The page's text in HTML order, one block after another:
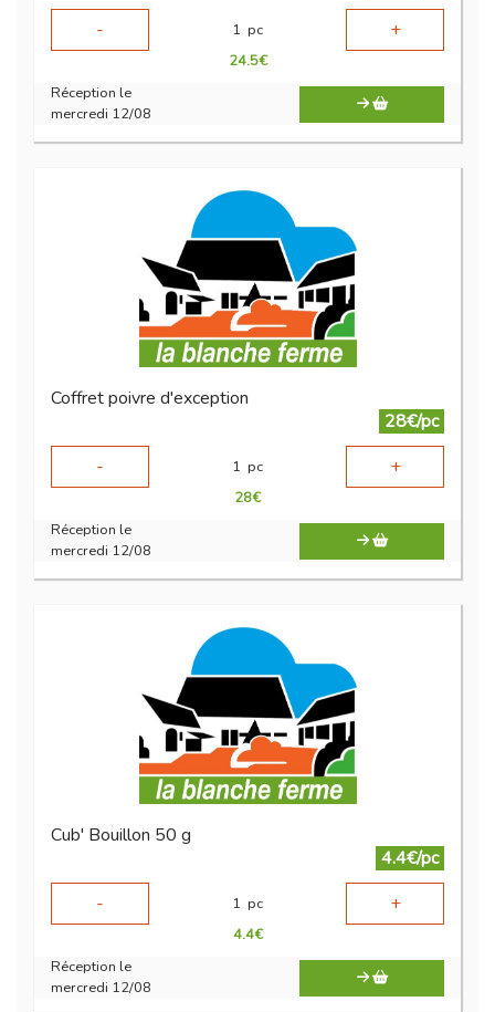
-
1 pc +
24.5€
Réception le
mercredi 12/08
Coffret poivre d'exception
28€/pc
-
1 pc +
28€
Réception le
mercredi 12/08
Cub' Bouillon 50 g
4.4€/pc
-
1 pc +
4.4€
Réception le
mercredi 12/08